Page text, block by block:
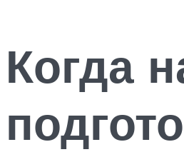
Когда